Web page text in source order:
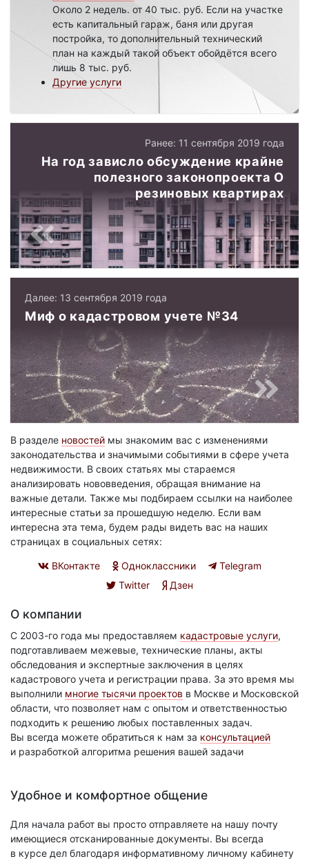
Около 2 недель. от 40 тыс. руб. Если на участке
есть капитальный гараж, баня или другая
постройка, то дополнительный технический
план на каждый такой объект обойдётся всего
лишь 8 тыс. руб.
Другие услуги
Ранее: 11 сентября 2019 года
На год зависло обсуждение крайне
полезного законопроекта О
резиновых квартирах
Далее: 13 сентября 2019 года
Миф о кадастровом учете №34
В разделе новостей мы знакомим вас с изменениями
законодательства и значимыми событиями в сфере учета
недвижимости. В своих статьях мы стараемся
анализировать нововведения, обращая внимание на
важные детали. Также мы подбираем ссылки на наиболее
интересные статьи за прошедшую неделю. Если вам
интересна эта тема, будем рады видеть вас на наших
страницах в социальных сетях:
ВКонтакте Одноклассники
Telegram
Twitter
Дзен
О компании
С 2003-го года мы предоставляем кадастровые услуги,
подготавливаем межевые, технические планы, акты
обследования и экспертные заключения в целях
кадастрового учета и регистрации права. За это время мы
выполнили многие тысячи проектов в Москве и Московской
области, что позволяет нам с опытом и ответственностью
подходить к решению любых поставленных задач.
Вы всегда можете обратиться к нам за консультацией
и разработкой алгоритма решения вашей задачи
Удобное и комфортное общение
Для начала работ вы просто отправляете на нашу почту
имеющиеся отсканированные документы. Вы всегда
в курсе дел благодаря информативному личному кабинету